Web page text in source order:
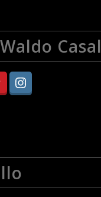
Casal